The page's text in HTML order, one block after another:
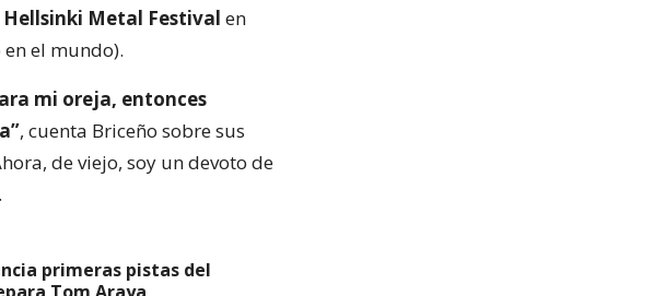
Hellsinki Metal Festival en
el mundo).
mi oreja, entonces
, cuenta Briceño sobre sus
de viejo, soy un devoto de
primeras pistas del